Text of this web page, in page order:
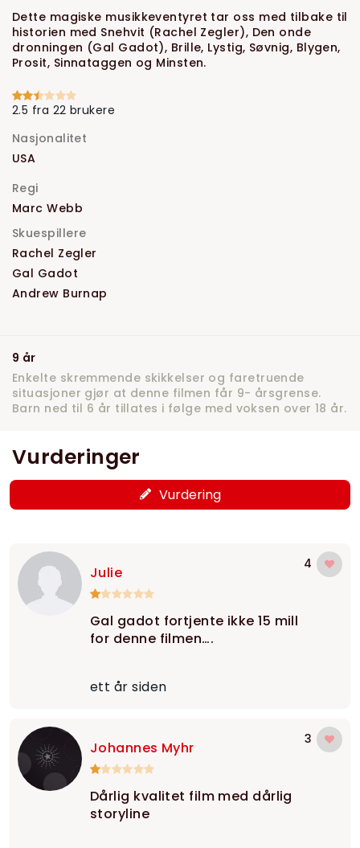
Dette magiske musikkeventyret tar oss med tilbake til
historien med Snehvit (Rachel Zegler), Den onde
dronningen (Gal Gadot), Brille, Lystig, Søvnig, Blygen,
Prosit, Sinnataggen og Minsten.
2.5 fra 22 brukere
Nasjonalitet
USA
Regi
Marc Webb
Skuespillere
Rachel Zegler
Gal Gadot
Andrew Burnap
9 år
Enkelte skremmende skikkelser og faretruende
situasjoner gjør at denne filmen får 9- årsgrense.
Barn ned til 6 år tillates i følge med voksen over 18 år.
Vurderinger
Vurdering
Julie
Gal gadot fortjente ikke 15 mill
for denne filmen….
ett år siden
4
Johannes Myhr
Dårlig kvalitet film med dårlig
storyline
3